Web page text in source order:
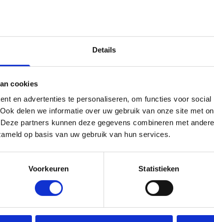
Details
cookies
en advertenties te personaliseren, om functies voor
delen we informatie over uw gebruik van onze site met
partners kunnen deze gegevens combineren met
op basis van uw gebruik van hun services.
Voorkeuren Statistieken